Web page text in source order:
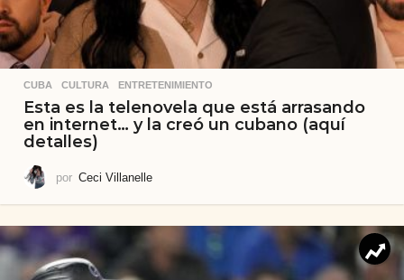
CUBA ,CULTURA ,ENTRETENIMIENTO
Esta es la telenovela que está arrasando
en internet… y la creó un cubano (aquí
detalles)
por Ceci Villanelle